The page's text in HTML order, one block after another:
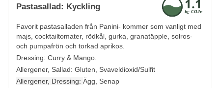
Pastasallad: Kyckling
Favorit pastasalladen från Panini- kommer som vanligt med
majs, cocktailtomater, rödkål, gurka, granatäpple, solros-
och pumpafrön och torkad aprikos.
Dressing: Curry & Mango.
Allergener, Sallad: Gluten, Svaveldioxid/Sulfit
Allergener, Dressing: Ägg, Senap